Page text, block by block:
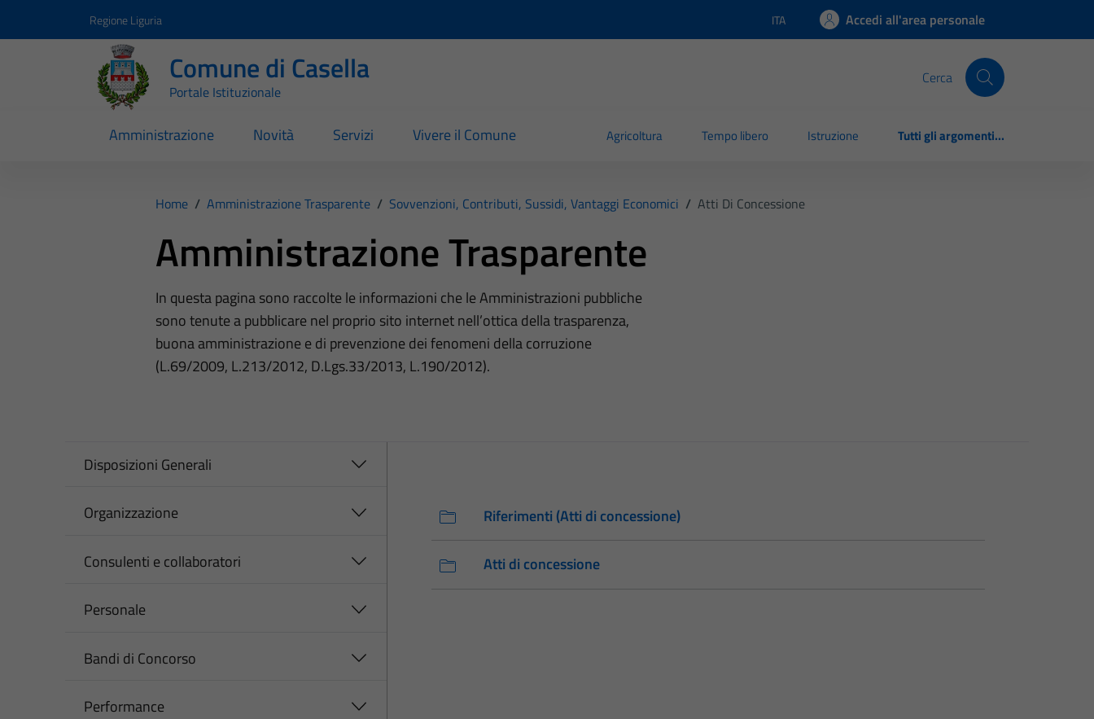
Regione Liguria Lingua attiva:
ITA Accedi all'area personale
Comune di Casella
Portale Istituzionale
Cerca
Amministrazione Novità Servizi Vivere il Comune Agricoltura Tempo libero Istruzione Tutti gli argomenti...
Home / Amministrazione Trasparente / Sovvenzioni, Contributi, Sussidi, Vantaggi Economici / Atti Di Concessione
Amministrazione Trasparente
In questa pagina sono raccolte le informazioni che le Amministrazioni pubbliche
sono tenute a pubblicare nel proprio sito internet nell’ottica della trasparenza,
buona amministrazione e di prevenzione dei fenomeni della corruzione
(L.69/2009, L.213/2012, D.Lgs.33/2013, L.190/2012).
Disposizioni Generali
Organizzazione
Consulenti e collaboratori
Personale
Bandi di Concorso
Performance
Riferimenti (Atti di concessione)
Atti di concessione